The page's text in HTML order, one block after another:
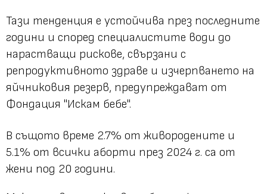
Тази тенденция е устойчива през последните
години и според специалистите води до
нарастващи рискове, свързани с
репродуктивното здраве и изчерпването на
яйчниковия резерв, предупреждават от
Фондация "Искам бебе".
В същото време 2.7% от живородените и
5.1% от всички аборти през 2024 г. са от
жени под 20 години.